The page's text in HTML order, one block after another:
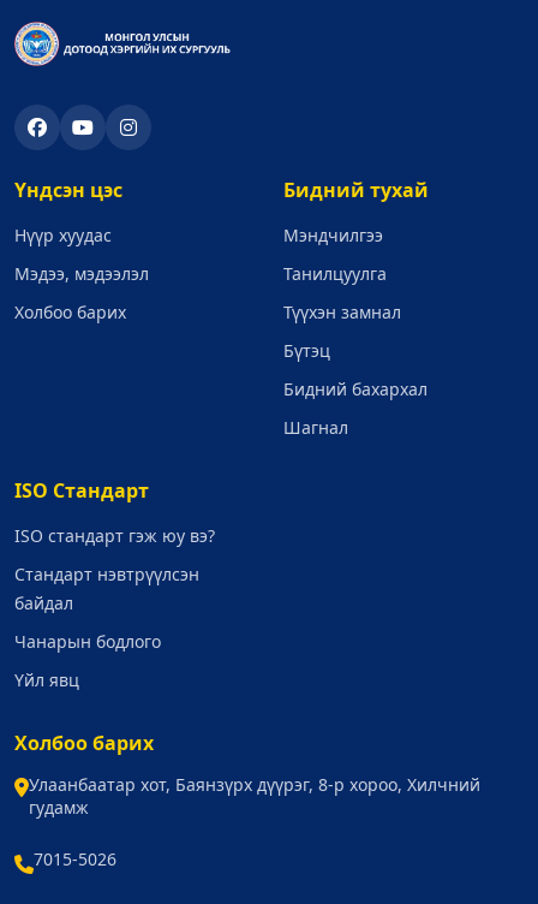
Үндсэн цэс
Нүүр хуудас
Мэдээ, мэдээлэл
Холбоо барих
Бидний тухай
Мэндчилгээ
Танилцуулга
Түүхэн замнал
Бүтэц
Бидний бахархал
Шагнал
ISO Стандарт
ISO стандарт гэж юу вэ?
Стандарт нэвтрүүлсэн
байдал
Чанарын бодлого
Үйл явц
Холбоо барих
Улаанбаатар хот, Баянзүрх дүүрэг, 8-р хороо, Хилчний
гудамж
7015-5026